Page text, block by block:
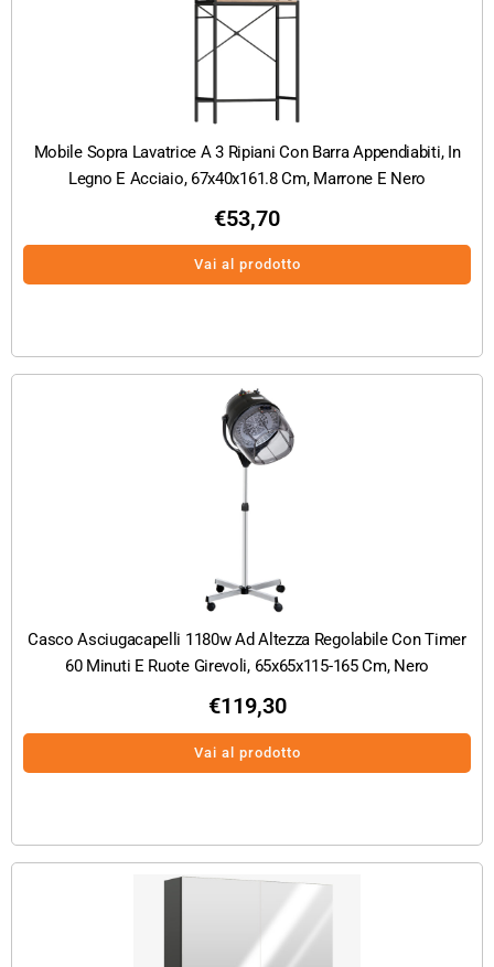
Mobile Sopra Lavatrice A 3 Ripiani Con Barra Appendiabiti, In
Legno E Acciaio, 67x40x161.8 Cm, Marrone E Nero
€53,70
Vai al prodotto
Casco Asciugacapelli 1180w Ad Altezza Regolabile Con Timer
60 Minuti E Ruote Girevoli, 65x65x115-165 Cm, Nero
€119,30
Vai al prodotto